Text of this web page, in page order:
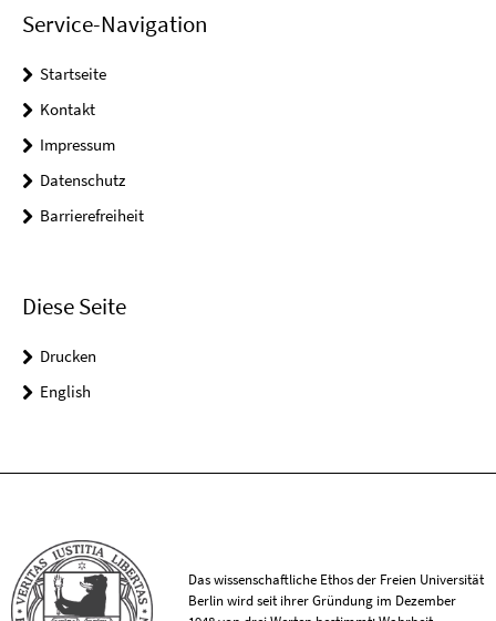
Service-Navigation
Startseite
Kontakt
Impressum
Datenschutz
Barrierefreiheit
Diese Seite
Drucken
English
Das wissenschaftliche Ethos der Freien Universität
Berlin wird seit ihrer Gründung im Dezember